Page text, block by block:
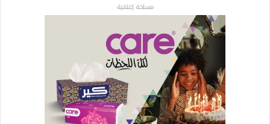
مساحة إعلانية